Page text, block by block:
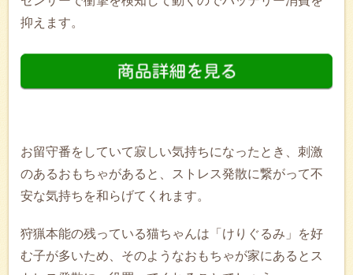
抑えます。
お留守番をしていて寂しい気持ちになったとき、刺激
のあるおもちゃがあると、ストレス発散に繋がって不
安な気持ちを和らげてくれます。
狩猟本能の残っている猫ちゃんは「けりぐるみ」を好
む子が多いため、そのようなおもちゃが家にあるとス